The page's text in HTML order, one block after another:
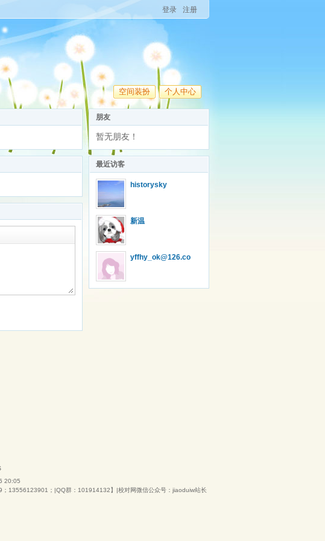
登录 注册
空间装扮 个人中心
朋友
暂无朋友！
最近访客
historysky
新温
yffhy_ok@126.co
20:05
13556123901；|QQ群：101914132】|校对网微信公众号：jiaoduiw站长